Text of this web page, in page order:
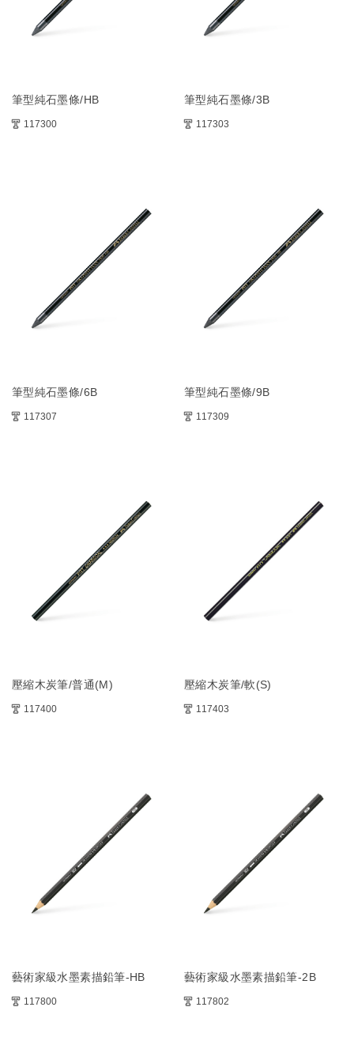
筆型純石墨條/HB
117300
筆型純石墨條/3B
117303
筆型純石墨條/6B
117307
筆型純石墨條/9B
117309
壓縮木炭筆/普通(M)
117400
壓縮木炭筆/軟(S)
117403
藝術家級水墨素描鉛筆-HB
117800
藝術家級水墨素描鉛筆-2B
117802